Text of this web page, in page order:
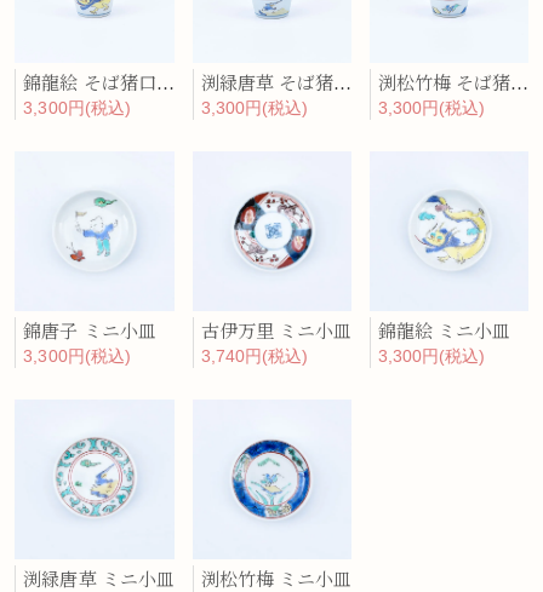
錦龍絵 そば猪口型豆鉢
3,300円(税込)
渕緑唐草 そば猪口型豆鉢
3,300円(税込)
渕松竹梅 そば猪口型豆鉢
3,300円(税込)
錦唐子 ミニ小皿
3,300円(税込)
古伊万里 ミニ小皿
3,740円(税込)
錦龍絵 ミニ小皿
3,300円(税込)
渕緑唐草 ミニ小皿
渕松竹梅 ミニ小皿